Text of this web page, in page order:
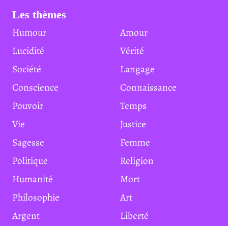
Les thèmes
Humour
Amour
Lucidité
Vérité
Société
Langage
Conscience
Connaissance
Pouvoir
Temps
Vie
Justice
Sagesse
Femme
Politique
Religion
Humanité
Mort
Philosophie
Art
Argent
Liberté